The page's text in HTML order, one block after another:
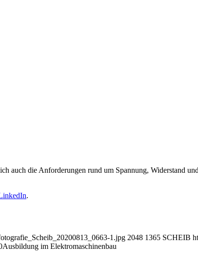
auch die Anforderungen rund um Spannung, Widerstand
.
1.jpg 2048 1365 SCHEIB
Ausbildung im Elektromaschinenbau